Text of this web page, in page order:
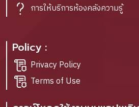
การให้บริการห้องคลังความรู้
Policy :
Privacy Policy
Terms of Use